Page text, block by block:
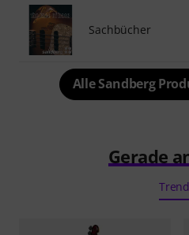
Sachbücher
Alle Sandberg
Gerade